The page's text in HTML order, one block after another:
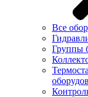
Все
Группы